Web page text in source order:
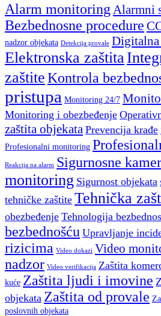
Alarm monitoring Alarmni
Bezbednosne procedure
nadzor objekata Detekcija provale Digitalna
Elektronska zaštita
zaštiteKontrola
pristupa Monitoring 24/7
Monitoring i obezbeđenje
zaštita objekata Prevencija krađe
Profesionalni monitoring
Reakcija na alarm Sigurnosne
monitoring Sigurnost objekata
tehničke zaštite Tehnička
obezbeđenje Tehnologija
bezbednošću Upravljanje
rizicima Video dokazi Video
nadzor Video verifikacija Zaštita
kuće Zaštita ljudi i imovine
objekata Zaštita od provale
poslovnih objekata